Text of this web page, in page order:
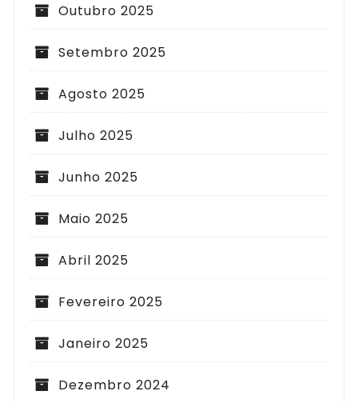
Outubro 2025
Setembro 2025
Agosto 2025
Julho 2025
Junho 2025
Maio 2025
Abril 2025
Fevereiro 2025
Janeiro 2025
Dezembro 2024